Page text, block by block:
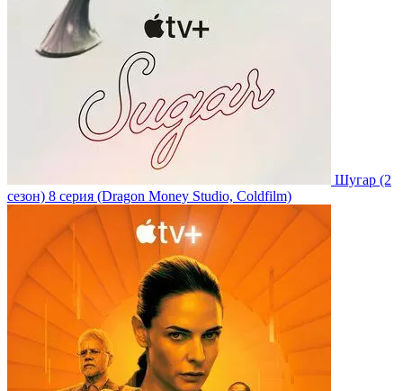
Шугар (2
сезон) 8 серия (Dragon Money Studio, Coldfilm)